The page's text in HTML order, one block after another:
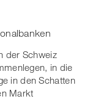
der Schweiz
in die
in den Schatten
Markt